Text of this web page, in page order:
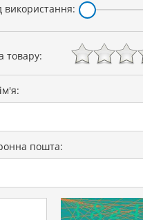
використання:
товару:
пошта: